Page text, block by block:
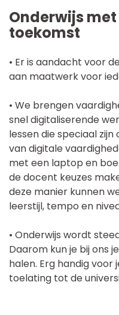
Onderwijs
toekomst
• Er is aandacht voor
aan maatwerk voor
• We brengen
snel digitaliserende
lessen die speciaal
van digitale
met een laptop en
de docent keuzes
deze manier kunnen
leerstijl, tempo en
• Onderwijs wordt
Daarom kun je bij ons
halen. Erg handig
toelating tot de